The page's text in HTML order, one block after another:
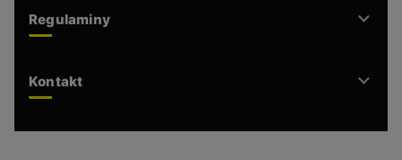
Regulaminy
Kontakt